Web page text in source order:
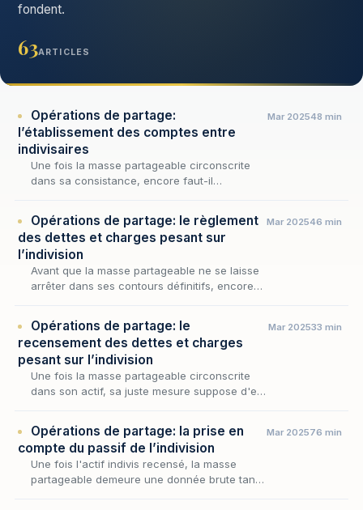
fondent.
63ARTICLES
Opérations de partage:
l’établissement des comptes entre
indivisaires
Une fois la masse partageable circonscrite
dans sa consistance, encore faut-il
est l'of…
Mar 202548 min
Opérations de partage: le règlement
des dettes et charges pesant sur
l’indivision
Avant que la masse partageable ne se laisse
arrêter dans ses contours définitifs, encore
Mar 202546 min
Opérations de partage: le
recensement des dettes et charges
pesant sur l’indivision
Une fois la masse partageable circonscrite
dans son actif, sa juste mesure suppose d'en
demeure…
Mar 202533 min
Opérations de partage: la prise en
compte du passif de l’indivision
Une fois l'actif indivis recensé, la masse
partageable demeure une donnée brute tant
Mar 202576 min